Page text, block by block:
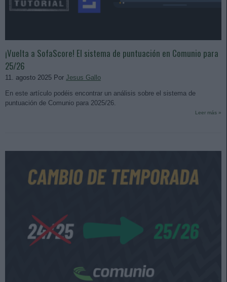
¡Vuelta a SofaScore! El sistema de puntuación en Comunio para
25/26
11. agosto 2025 Por Jesus Gallo
En este artículo podéis encontrar un análisis sobre el sistema de
puntuación de Comunio para 2025/26.
Leer más »